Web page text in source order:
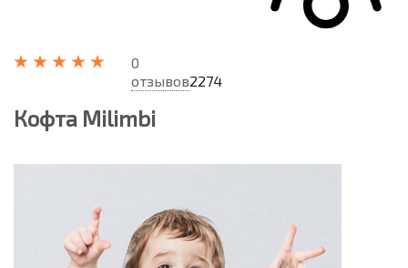
0
отзывов2274
Кофта Milimbi